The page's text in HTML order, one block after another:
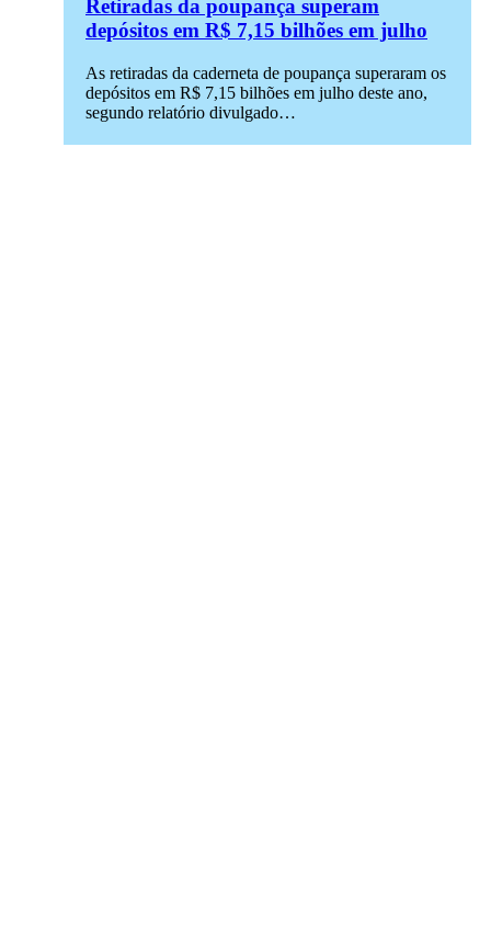
Retiradas da poupança superam
depósitos em R$ 7,15 bilhões em julho
As retiradas da caderneta de poupança superaram os
depósitos em R$ 7,15 bilhões em julho deste ano,
segundo relatório divulgado…